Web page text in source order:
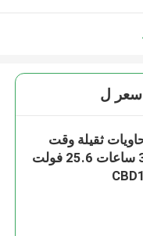
ل
ثقيلة وقت
تفريغ أسود 2-3 ساعات 25.6 فولت